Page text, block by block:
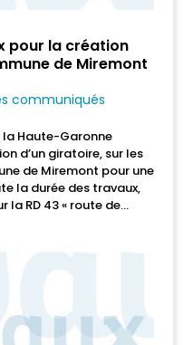
pour la création
de Miremont
communiqués
Haute-Garonne
d’un giratoire, sur les
de Miremont pour une
la durée des travaux,
RD 43 « route de...